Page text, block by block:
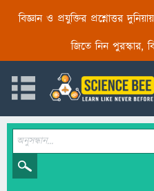
বিজ্ঞান ও প্রযুক্তির প্রশ্নোত্তর
জিতে নিন পুরস্কার,